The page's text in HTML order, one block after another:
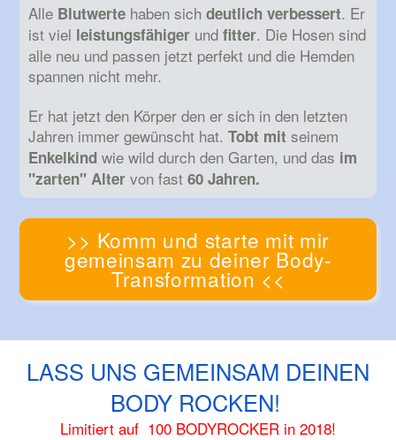
Alle Blutwerte haben sichdeutlich verbessert. Er
ist viel leistungsfähiger undfitter. Die Hosen sind
alle neu und passen jetzt perfekt und die Hemden
spannen nicht mehr.
Er hat jetzt den Körper den er sich in den letzten
Jahren immer gewünscht hat.Tobt mit seinem
Enkelkind wie wild durch den Garten, und das im
"zarten" Alter von fast60 Jahren.
>> Komm und starte mit mir
gemeinsam zu deiner Body-
Transformation <<
LASS UNS GEMEINSAM DEINEN
BODY ROCKEN!
Limitiert auf 100 BODYROCKER in 2018!